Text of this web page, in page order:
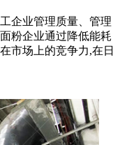
企业管理质量、管理
粉企业通过降低能耗
市场上的竞争力,在日